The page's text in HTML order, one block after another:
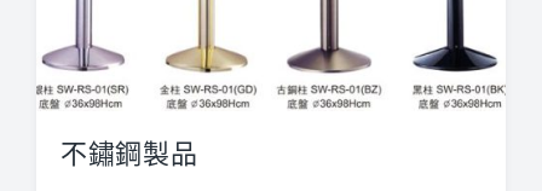
不鏽鋼製品